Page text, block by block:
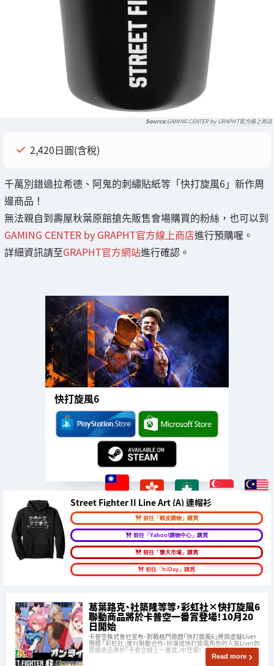
GAMING CENTER by GRAPHT官方線上商店
2,420日圓(含稅)
千萬別錯過拉希德、阿鬼的刺繡貼紙等「快打旋風6」新作周
邊商品！
無法親自到壽屋秋葉原館搶先販售會場購買的粉絲，也可以到
GAMING CENTER by GRAPHT官方線上商店進行預購喔。
詳細資訊請至GRAPHT官方網站進行確認。
快打旋風6
Street Fighter II Line Art (A) 連帽衫
前往「蝦皮購物」購買
前往「Yahoo!購物中心」購買
前往「樂天市場」購買
前往「friDay」購買
葛葉路克、社築隆等等，彩虹社×快打旋風6
聯動商品將於卡普空一番賞登場！10月20
日開始
卡普空株式會社宣布，對戰格鬥遊戲「快打旋風6」將與虛擬Liver
團體 「彩虹社」進行聯動合作。扮演成快打旋風角色的人氣Liver的
周邊商品將於「卡普空線上一番賞」中登場！
Read more